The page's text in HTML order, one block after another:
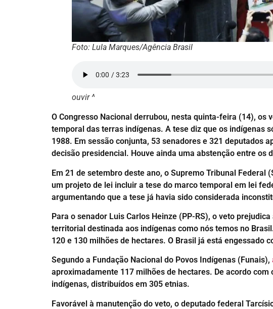
Foto: Lula Marques/Agência Brasil
ouvir ^
O Congresso Nacional derrubou, nesta quinta-feira (14),
temporal das terras indígenas. A tese diz que os indígenas
1988. Em sessão conjunta, 53 senadores e 321 deputados
decisão presidencial. Houve ainda uma abstenção entre os
Em 21 de setembro deste ano, o Supremo Tribunal
um projeto de lei incluir a tese do marco temporal em lei
argumentando que a tese já havia sido considerada
Para o senador Luis Carlos Heinze (PP-RS), o veto
territorial destinada aos indígenas como nós temos no
120 e 130 milhões de hectares. O Brasil já está engessado
Segundo a Fundação Nacional do Povos Indígenas (Funais),
aproximadamente 117 milhões de hectares. De acordo
indígenas, distribuídos em 305 etnias.
Favorável à manutenção do veto, o deputado federal